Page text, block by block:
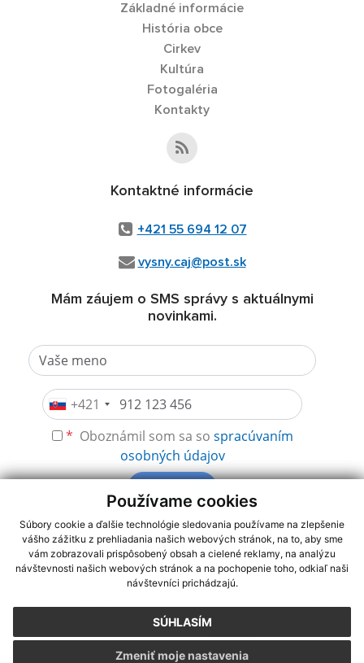
Používame cookies
Súbory cookie a ďalšie technológie sledovania používame na zlepšenie
vášho zážitku z prehliadania našich webových stránok, na to, aby sme
vám zobrazovali prispôsobený obsah a cielené reklamy, na analýzu
návštevnosti našich webových stránok a na pochopenie toho, odkiaľ naši
návštevníci prichádzajú.
SÚHLASÍM
Zmeniť moje nastavenia
Základné informácie
História obce
Cirkev
Kultúra
Fotogaléria
Kontakty
Kontaktné informácie
+421 55 694 12 07
vysny.caj@post.sk
Mám záujem o SMS správy s aktuálnymi
novinkami.
+421
* Oboznámil som sa so spracúvaním
osobných údajov
využite možnosť získavania aktuálnych informácií s využitím RSS
CMS systém (redakčný) systém ECHELON 2,Mapa stránok,web
webhosting,webex.digital, s.r.o.,domény
Posledná aktualizácia:06.08.2026